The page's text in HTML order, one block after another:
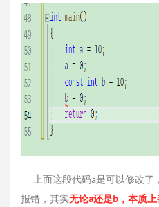
上面这段代码a是可以修改了
报错，其实无论a还是b，本质